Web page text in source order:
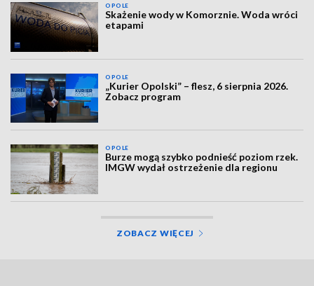
OPOLE
Skażenie wody w Komorznie. Woda wróci
etapami
OPOLE
„Kurier Opolski” – flesz, 6 sierpnia 2026.
Zobacz program
OPOLE
Burze mogą szybko podnieść poziom rzek.
IMGW wydał ostrzeżenie dla regionu
ZOBACZ WIĘCEJ